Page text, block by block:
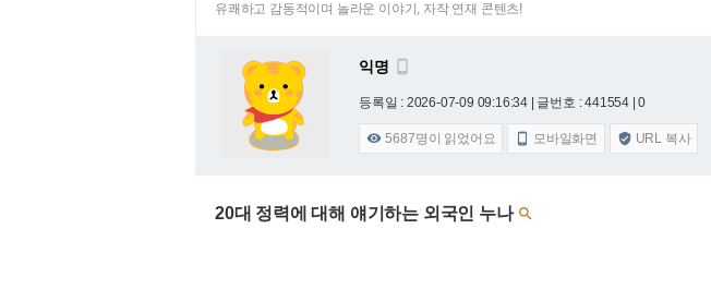
유쾌하고 감동적이며 놀라운 이야기, 자작 연재 콘텐츠!
익명 
등록일 : 2026-07-09 09:16:34 | 글번호 : 441554 | 0
 5687명이 읽었어요  모바일화면  URL 복사
20대 정력에 대해 얘기하는 외국인 누나 